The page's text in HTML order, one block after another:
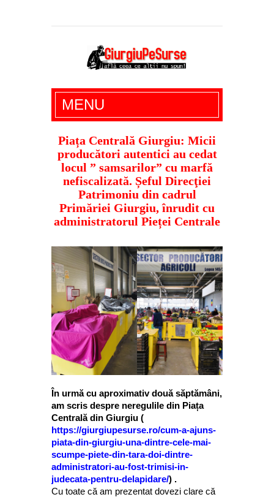
Giurgiu Pe Surse – actualitate giurgiu,
administratie giurgiu, stiri politice, social
economic, editoriale giurgiu, dezvaluiri,
soc, cancan, stiri locale
MENU
Piața Centrală Giurgiu: Micii
producători autentici au cedat
locul ” samsarilor” cu marfă
nefiscalizată. Șeful Direcţiei
Patrimoniu din cadrul
Primăriei Giurgiu, înrudit cu
administratorul Pieței Centrale
În urmă cu aproximativ două săptămâni,
am scris despre neregulile din Piața
Centrală din Giurgiu (
https://giurgiupesurse.ro/cum-a-ajuns-
piata-din-giurgiu-una-dintre-cele-mai-
scumpe-piete-din-tara-doi-dintre-
administratori-au-fost-trimisi-in-
judecata-pentru-delapidare/) .
Cu toate că am prezentat dovezi clare că